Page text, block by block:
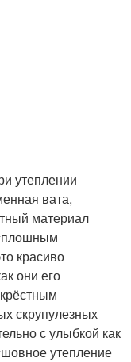
утеплении
вата,
материал
красиво
они его
скрупулезных
с улыбкой как
утепление